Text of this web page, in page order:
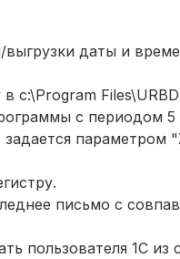
даты и
c:\Program
с периодом
письмо с
пользователя 1С из